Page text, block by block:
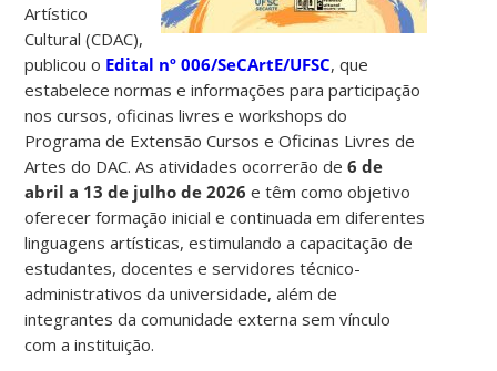
Artístico
Cultural (CDAC),
publicou o Edital nº 006/SeCArtE/UFSC, que
estabelece normas e informações para participação
nos cursos, oficinas livres e workshops do
Programa de Extensão Cursos e Oficinas Livres de
Artes do DAC.As atividades ocorrerão de6 de
abril a 13 de julho de 2026 e têm como objetivo
oferecer formação inicial e continuada em diferentes
linguagens artísticas, estimulando a capacitação de
estudantes, docentes e servidores técnico-
administrativos da universidade, além de
integrantes da comunidade externa sem vínculo
com a instituição.